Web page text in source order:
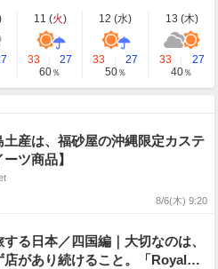
11 (火) 12 (水) 13 (木)
33
27
60％
33
27
50％
33
27
40％
土産は、福砂屋の沖縄限定カステ
ツ商品】
8/6(木) 9:20
る日本／四国編｜大切なのは、
店があり続けること。「Royal